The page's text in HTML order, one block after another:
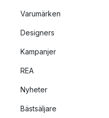
Varumärken
Designers
Kampanjer
REA
Nyheter
Bästsäljare